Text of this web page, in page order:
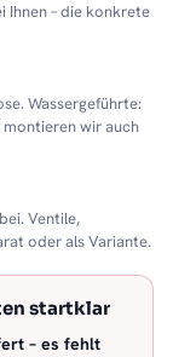
Ihnen – die konkrete
Wassergeführte:
montieren wir auch
Ventile,
oder als Variante.
startklar
– es fehlt